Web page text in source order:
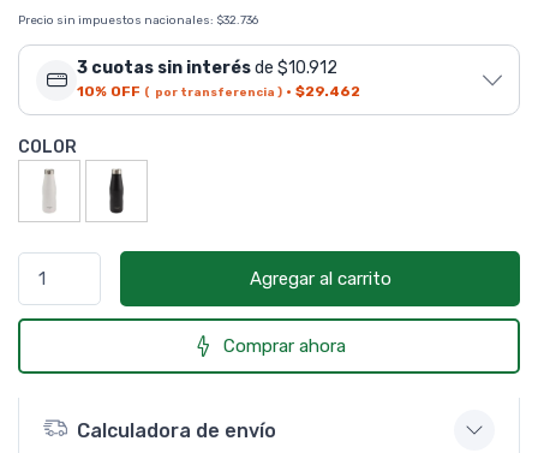
Precio sin impuestos nacionales: $32.736
3 cuotas sin interésde $10.912
10% OFF ( por transferencia ) · $29.462
COLOR
Agregar al carrito
Comprar ahora
Calculadora de envío